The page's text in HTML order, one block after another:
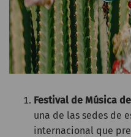
Festival de Música
una de las sedes de
internacional que